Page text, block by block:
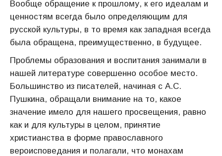
Вообще обращение к прошлому, к его идеалам и
ценностям всегда было определяющим для
русской культуры, в то время как западная всегда
была обращена, преимущественно, в будущее.
Проблемы образования и воспитания занимали в
нашей литературе совершенно особое место.
Большинство из писателей, начиная с А.С.
Пушкина, обращали внимание на то, какое
значение имело для нашего просвещения, равно
как и для культуры в целом, принятие
христианства в форме православного
вероисповедания и полагали, что монахам